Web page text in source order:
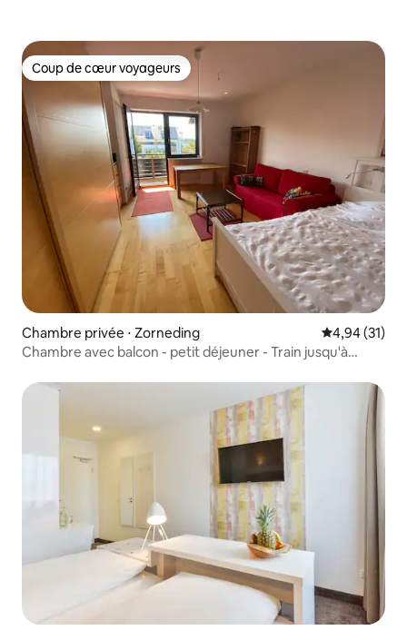
Coup de cœur voyageurs
Coup de cœur voyageurs
Chambre privée ⋅ Zorneding Évaluation
4,94 (31)
Chambre avec balcon - petit déjeuner - Train jusqu'à